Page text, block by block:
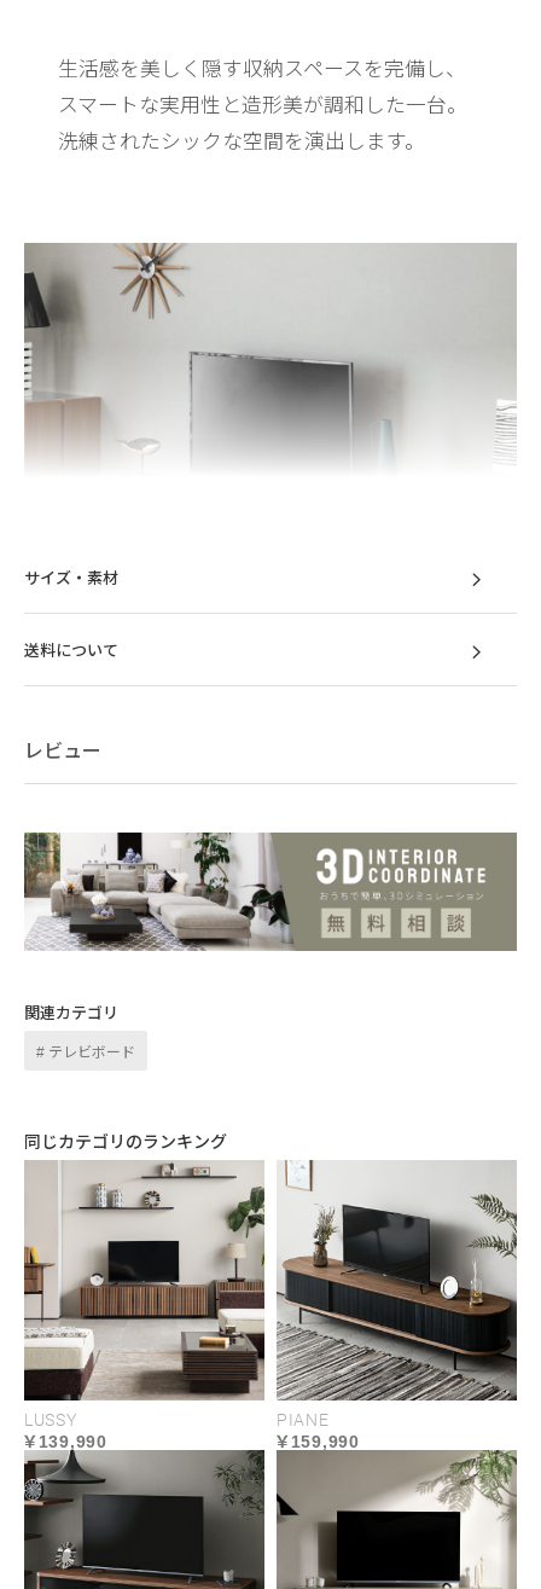
生活感を美しく隠す収納スペースを完備し、
スマートな実用性と造形美が調和した一台。
洗練されたシックな空間を演出します。
絶妙バランスのシルエット
シャープな直線で構成されたボディと、それ
を支える華奢なレッグ。対照的なバランスが
サイズ・素材
送料について
レビュー
関連カテゴリ
テレビボード
同じカテゴリのランキング
LUSSY
139,990
PIANE
159,990